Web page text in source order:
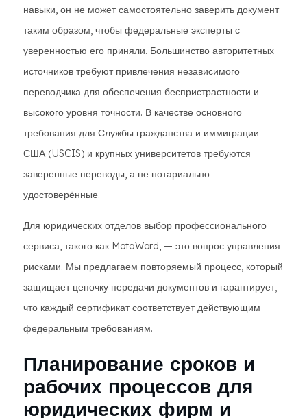
навыки, он не может самостоятельно заверить документ
таким образом, чтобы федеральные эксперты с
уверенностью его приняли. Большинство авторитетных
источников требуют привлечения независимого
переводчика для обеспечения беспристрастности и
высокого уровня точности. В качестве основного
требования для Службы гражданства и иммиграции
США (USCIS) и крупных университетов требуются
заверенные переводы, а не нотариально
удостоверённые.
Для юридических отделов выбор профессионального
сервиса, такого как MotaWord, — это вопрос управления
рисками. Мы предлагаем повторяемый процесс, который
защищает цепочку передачи документов и гарантирует,
что каждый сертификат соответствует действующим
федеральным требованиям.
Планирование сроков и
рабочих процессов для
юридических фирм и